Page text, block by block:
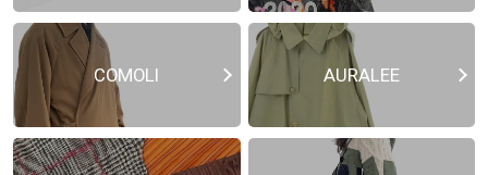
COMOLI AURALEE